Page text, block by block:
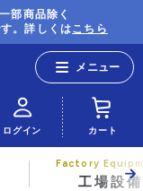
部商品除く
。詳しくはこちら
ログイン カート
工場設備